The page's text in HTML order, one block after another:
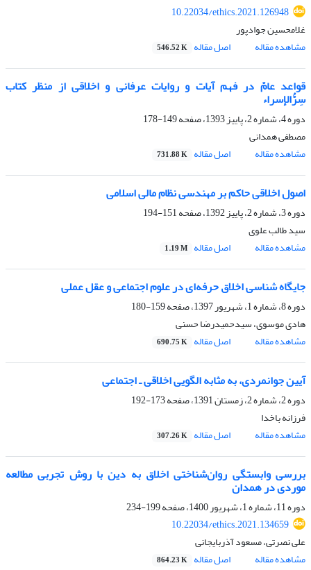
10.22034/ethics.2021.126948
غلامحسین جوادپور
مشاهده مقاله
اصل مقاله 546.52 K
قواعد عامّ در فهم آیات و روایات عرفانی و اخلاقی از منظر کتاب
سِرُّالإسراء
دوره 4، شماره 2، پاییز 1393، صفحه
149-178
مصطفی همدانی
مشاهده مقاله
اصل مقاله 731.88 K
اصول اخلاقی حاکم بر مهندسی نظام مالی اسلامی
دوره 3، شماره 2، پاییز 1392، صفحه
151-194
سید طالب علوی
مشاهده مقاله
اصل مقاله 1.19 M
جایگاه شناسی اخلاق حرفه‌ای در علوم اجتماعی و عقل عملی
دوره 8، شماره 1، شهریور 1397، صفحه
159-180
هادی موسوی، سیدحمیدرضا حسنی
مشاهده مقاله
اصل مقاله 690.75 K
آیین جوانمردی، به مثابه الگویی اخلاقی ـ‌ اجتماعی
دوره 2، شماره 2، زمستان 1391، صفحه
173-192
فرزانه باخدا
مشاهده مقاله
اصل مقاله 307.26 K
بررسی وابستگی روان‌شناختی اخلاق به دین با روش تجربی مطالعه
موردی در همدان
دوره 11، شماره 1، شهریور 1400، صفحه
199-234
10.22034/ethics.2021.134659
علی نصرتی، مسعود آذربایجانی
مشاهده مقاله
اصل مقاله 864.23 K